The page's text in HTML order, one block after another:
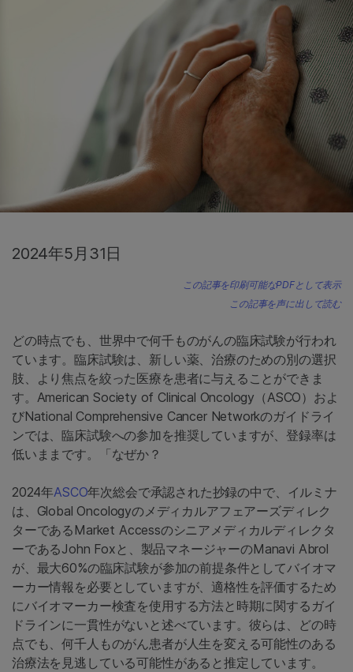
2024年5月31日
この記事を印刷可能なPDFとして表示
この記事を声に出して読む
どの時点でも、世界中で何千ものがんの臨床試験が行われ
ています。臨床試験は、新しい薬、治療のための別の選択
肢、より焦点を絞った医療を患者に与えることができま
す。American Society of Clinical Oncology（ASCO）およ
びNational Comprehensive Cancer Networkのガイドライ
ンでは、臨床試験への参加を推奨していますが、登録率は
低いままです。「なぜか？
2024年ASCO年次総会で承認された抄録の中で、イルミナ
は、Global Oncologyのメディカルアフェアーズディレク
ターであるMarket Accessのシニアメディカルディレクタ
ーであるJohn Foxと、製品マネージャーのManavi Abrol
が、最大60%の臨床試験が参加の前提条件としてバイオマ
ーカー情報を必要としていますが、適格性を評価するため
にバイオマーカー検査を使用する方法と時期に関するガイ
ドラインに一貫性がないと述べています。彼らは、どの時
点でも、何千人ものがん患者が人生を変える可能性のある
治療法を見逃している可能性があると推定しています。